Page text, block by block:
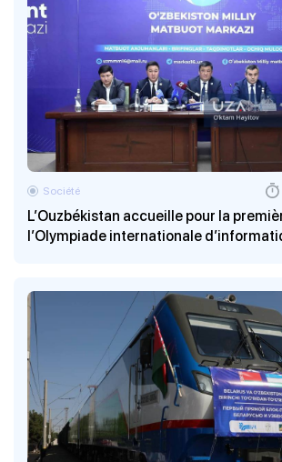
L’Ouzbékistan accueille pour la
l’Olympiade internationale
Société